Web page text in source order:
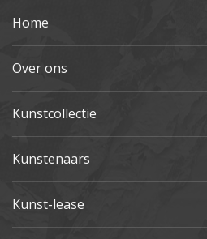
Home
Over ons
Kunstcollectie
Kunstenaars
Kunst-lease